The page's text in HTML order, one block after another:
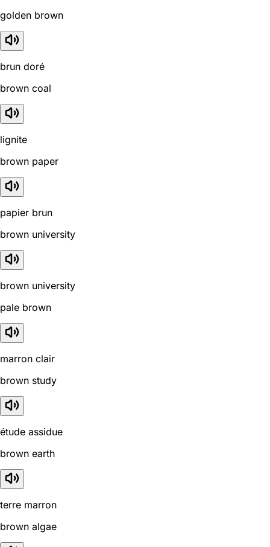
golden brown
brun doré
brown coal
lignite
brown paper
papier brun
brown university
brown university
pale brown
marron clair
brown study
étude assidue
brown earth
terre marron
brown algae